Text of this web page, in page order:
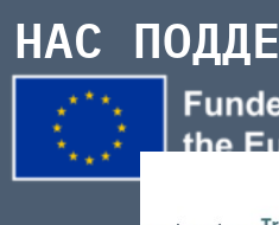
НАС